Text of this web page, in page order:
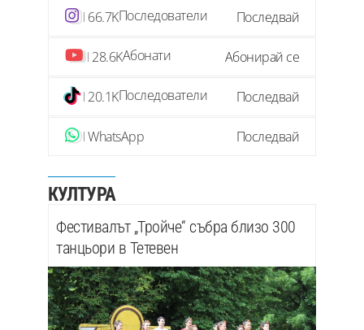
66.7KПоследователи Последвай
28.6KАбонати Абонирай се
20.1KПоследователи Последвай
WhatsApp Последвай
КУЛТУРА
Фестивалът „Тройче“ събра близо 300
танцьори в Тетевен